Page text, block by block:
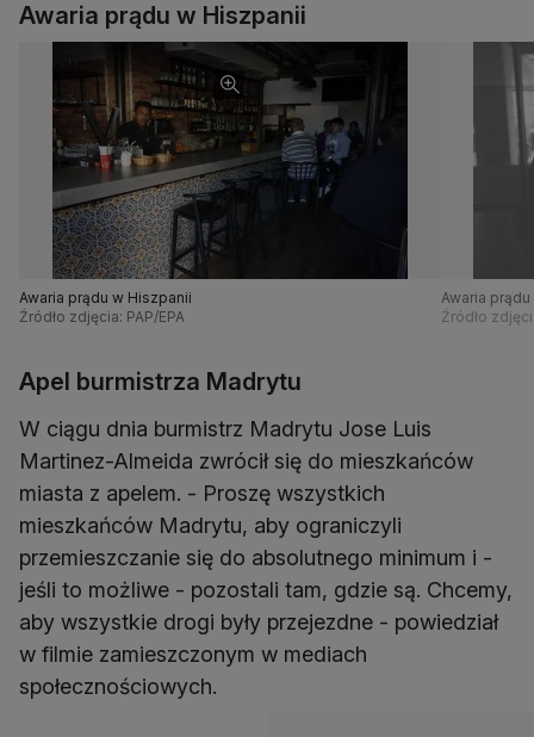
Awaria prądu w Hiszpanii
Awaria prądu w Hiszpanii
Źródło zdjęcia: PAP/EPA
Awaria
Źródło
Apel burmistrza Madrytu
W ciągu dnia burmistrz Madrytu Jose Luis
Martinez-Almeida zwrócił się do mieszkańców
miasta z apelem. - Proszę wszystkich
mieszkańców Madrytu, aby ograniczyli
przemieszczanie się do absolutnego minimum i -
jeśli to możliwe - pozostali tam, gdzie są. Chcemy,
aby wszystkie drogi były przejezdne - powiedział
w filmie zamieszczonym w mediach
społecznościowych.